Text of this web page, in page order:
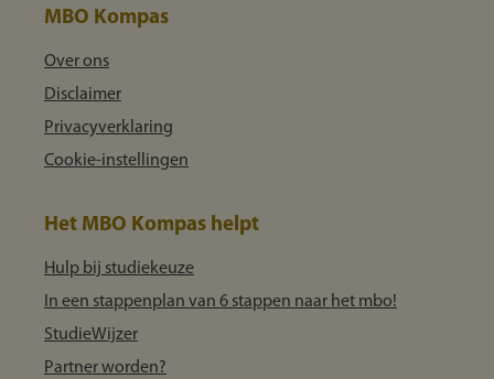
MBO Kompas
Over ons
Disclaimer
Privacyverklaring
Cookie-instellingen
Het MBO Kompas helpt
Hulp bij studiekeuze
In een stappenplan van 6 stappen naar het mbo!
StudieWijzer
Partner worden?